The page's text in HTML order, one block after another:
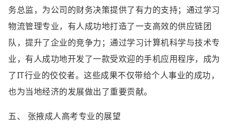
务总监，为公司的财务决策提供了有力的支持；通过学习
物流管理专业，有人成功地打造了一支高效的供应链团
队，提升了企业的竞争力；通过学习计算机科学与技术专
业，有人成功地开发了一款受欢迎的手机应用程序，成为
了IT行业的佼佼者。这些成果不仅带给个人事业的成功，
也为当地经济的发展做出了重要贡献。
五、 张掖成人高考专业的展望